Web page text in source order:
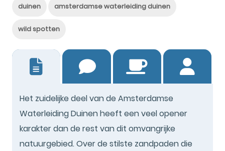
duinen amsterdamse waterleiding duinen
wild spotten
Het zuidelijke deel van de Amsterdamse
Waterleiding Duinen heeft een veel opener
karakter dan de rest van dit omvangrijke
natuurgebied. Over de stilste zandpaden die